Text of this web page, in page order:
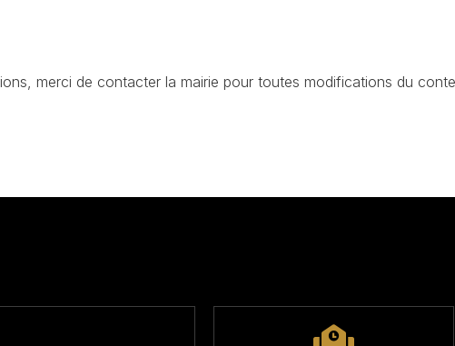
merci de contacter la mairie pour toutes modifications du